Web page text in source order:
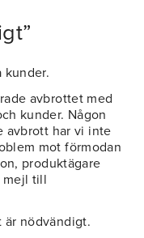
kunder.
avbrottet med
kunder. Någon
avbrott har vi inte
mot förmodan
produktägare
mejl till
är nödvändigt.